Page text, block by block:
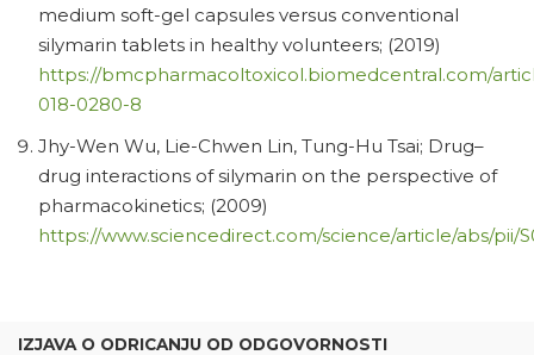
medium soft-gel capsules versus conventional
silymarin tablets in healthy volunteers; (2019)
https://bmcpharmacoltoxicol.biomedcentral.com/
018-0280-8
Jhy-Wen Wu, Lie-Chwen Lin, Tung-Hu Tsai; Drug–
drug interactions of silymarin on the perspective of
pharmacokinetics; (2009)
https://www.sciencedirect.com/science/article/abs/pii/
IZJAVA O ODRICANJU OD ODGOVORNOSTI